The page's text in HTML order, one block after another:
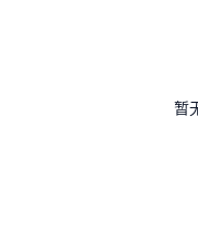
暂